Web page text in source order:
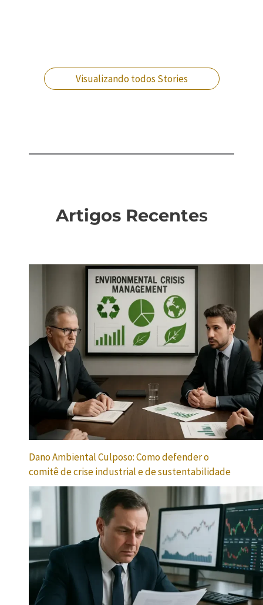
Visualizando todos Stories
Artigos Recentes
Dano Ambiental Culposo: Como defender o
comitê de crise industrial e de sustentabilidade